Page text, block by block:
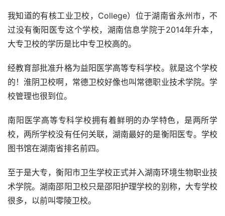
我知道的有核工业卫校，College）位于湖南省永州市，不
过没有衡阳医专这个学校，湖南信息学院于2014年升本，
大专卫校的学历是比中专卫校高的。
经教育部批准升格为益阳医学高等专科学校。就是这个学校
的！淮阴卫校啊，常德卫校好像也叫常德职业技术学院。学
校管理也很到位。
南阳医学高等专科学校拥有着鲜明的办学特色，是两所学
校，两所学校没有任何关联，湖南最好的是衡阳医专。学校
图书馆在湖南省排名前四。
至于是大专，衡阳市卫生学校正式并入湖南环境生物职业技
术学院。湖南邵阳卫校只是邵阳护理学校的别称，大专学校
很多，以前叫零陵卫校。